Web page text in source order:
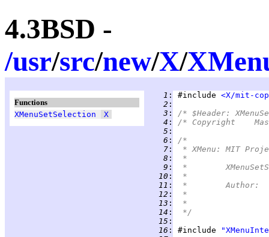
4.3BSD -
/usr/src/new/X/
Functions
XMenuSetSelection
X
   1
: #include <X/mit-
   2
:
   3
:
/* $Header:
   4
:
   5
:
   6
:
/*
   7
:
* XMenu:
   8
:
*
   9
:
*
  10
:
*
  11
:
  12
:
  13
:
*
  14
:
*/
  15
:
  16
: #include